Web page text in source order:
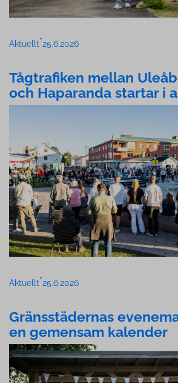
Aktuellt•25.6.2026
Tågtrafiken mellan
och Haparanda startar i
Aktuellt•25.6.2026
Gräns­stä­der­nas
en gemensam kalender